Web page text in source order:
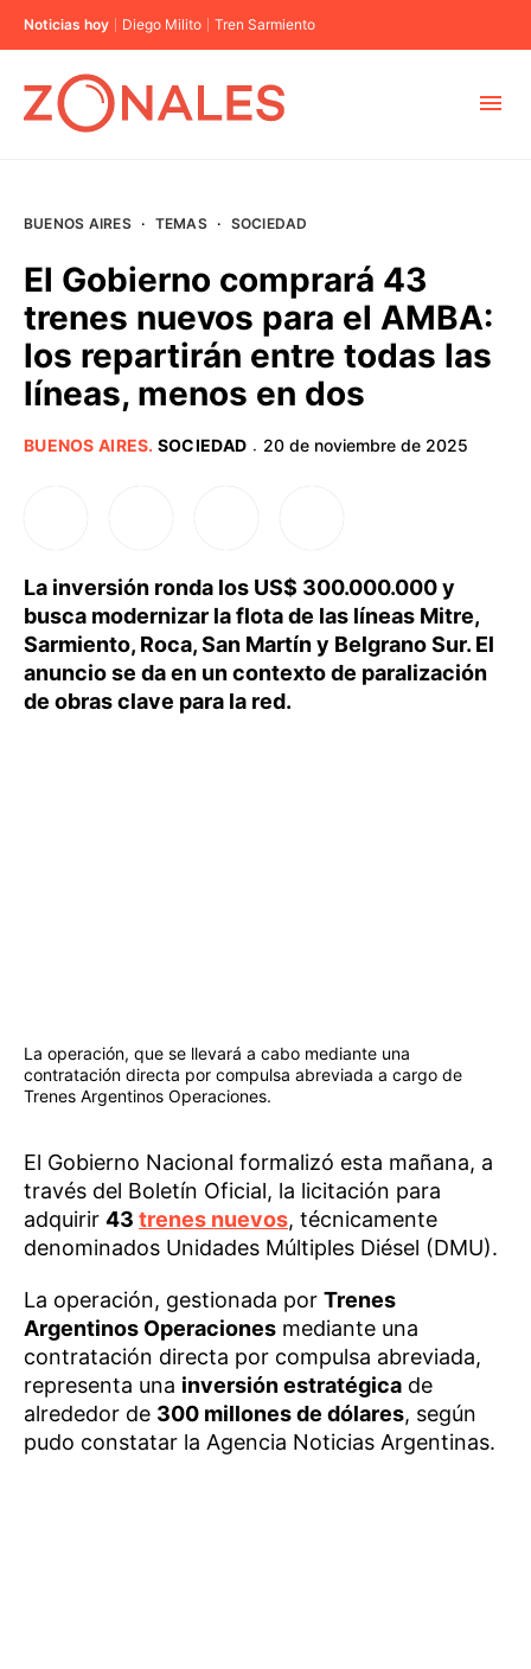
Noticias hoy Diego Milito Tren Sarmiento
BUENOS AIRES
PROVINCIAS
BUENOS AIRES · TEMAS · SOCIEDAD
El Gobierno comprará 43
trenes nuevos para el AMBA:
los repartirán entre todas las
líneas, menos en dos
BUENOS AIRES. SOCIEDAD · 20 de noviembre de 2025
La inversión ronda los US$ 300.000.000 y
busca modernizar la flota de las líneas Mitre,
Sarmiento, Roca, San Martín y Belgrano Sur. El
anuncio se da en un contexto de paralización
de obras clave para la red.
La operación, que se llevará a cabo mediante una
contratación directa por compulsa abreviada a cargo de
Trenes Argentinos Operaciones.
El Gobierno Nacional formalizó esta mañana, a
través del Boletín Oficial, la licitación para
adquirir 43 trenes nuevos, técnicamente
denominados Unidades Múltiples Diésel (DMU).
La operación, gestionada por Trenes
Argentinos Operaciones mediante una
contratación directa por compulsa abreviada,
representa una inversión estratégica de
alrededor de 300 millones de dólares, según
pudo constatar la Agencia Noticias Argentinas.